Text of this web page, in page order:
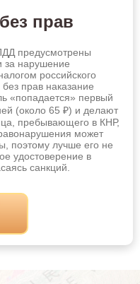
прав
предусмотрены
за нарушение
российского
прав наказание
«попадается» первый
(около 65 ₽) и делают
пребывающего в КНР,
может
поэтому лучше его не
удостоверение в
санкций.
Камчатский
на-Дону